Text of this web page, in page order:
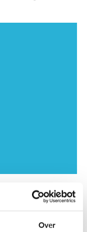
Over
tegen